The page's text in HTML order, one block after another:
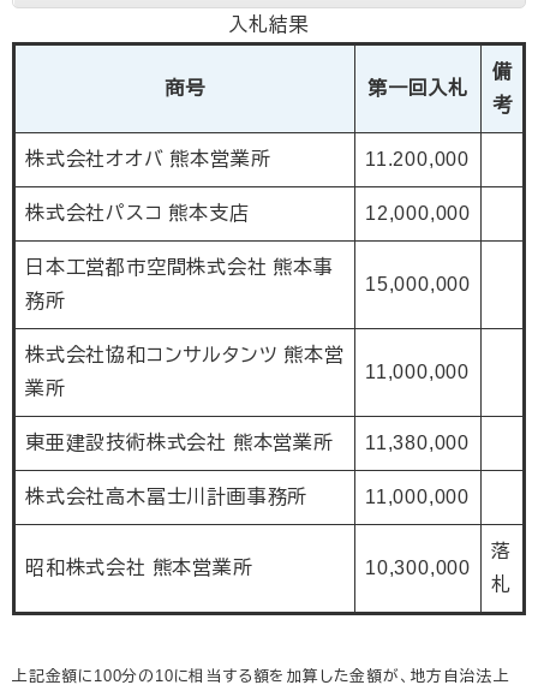
入札結果
商号 第一回入札
備
考
株式会社オオバ 熊本営業所 11.200,000
株式会社パスコ 熊本支店 12,000,000
日本工営都市空間株式会社 熊本事
務所
15,000,000
株式会社協和コンサルタンツ 熊本営
業所
11,000,000
東亜建設技術株式会社 熊本営業所 11,380,000
株式会社高木冨士川計画事務所 11,000,000
昭和株式会社 熊本営業所 10,300,000
落
札
上記金額に100分の10に相当する額を加算した金額が、地方自治法上